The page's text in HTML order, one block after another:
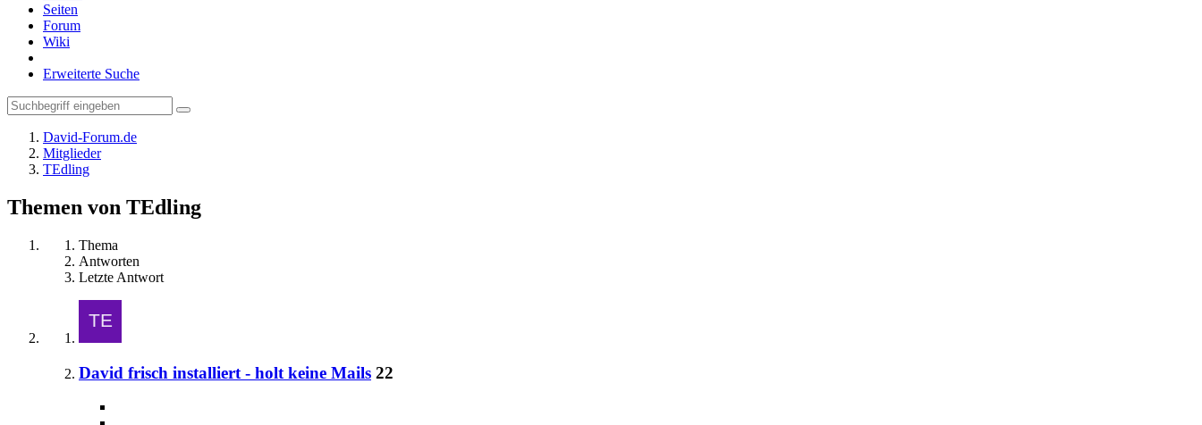
Seiten
Forum
Wiki
Erweiterte Suche
David-Forum.de
Mitglieder
TEdling
Themen von TEdling
Thema
Antworten
Letzte Antwort
David frisch installiert - holt keine Mails 22